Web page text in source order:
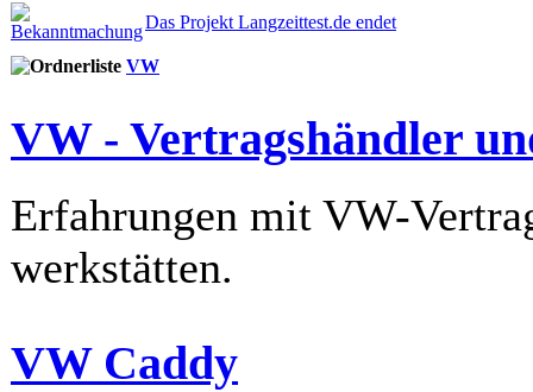
Das Projekt Langzeittest.de endet
VW
VW - Vertragshändler
Erfahrungen mit VW-
werkstätten.
VW Caddy